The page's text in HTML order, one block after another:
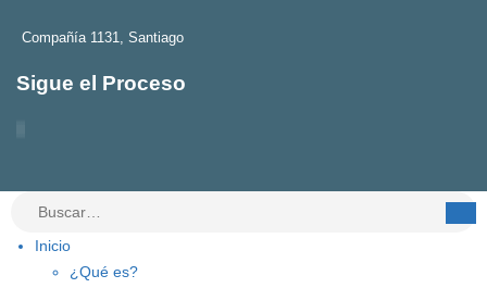
Compañía 1131, Santiago
Sigue el Proceso
Inicio
¿Qué es?